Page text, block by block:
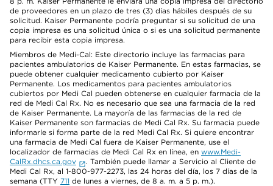
de proveedores en un plazo de tres (3) días hábiles después de su
solicitud. Kaiser Permanente podría preguntar si su solicitud de una
copia impresa es una solicitud única o si es una solicitud permanente
para recibir esta copia impresa.
Miembros de Medi-Cal: Este directorio incluye las farmacias para
pacientes ambulatorios de Kaiser Permanente. En estas farmacias, se
puede obtener cualquier medicamento cubierto por Kaiser
Permanente. Los medicamentos para pacientes ambulatorios
cubiertos por Medi Cal pueden obtenerse en cualquier farmacia de la
red de Medi Cal Rx. No es necesario que sea una farmacia de la red
de Kaiser Permanente. La mayoría de las farmacias de la red de
Kaiser Permanente son farmacias de Medi Cal Rx. Su farmacia puede
informarle si forma parte de la red Medi Cal Rx. Si quiere encontrar
una farmacia de Medi Cal fuera de Kaiser Permanente, use el
localizador de farmacias de Medi Cal Rx en línea, en www.Medi-
CalRx.dhcs.ca.gov
. También puede llamar a Servicio al Cliente de
Medi Cal Rx, al 1-800-977-2273, las 24 horas del día, los 7 días de la
semana (TTY 711 de lunes a viernes, de 8 a. m. a 5 p. m.).